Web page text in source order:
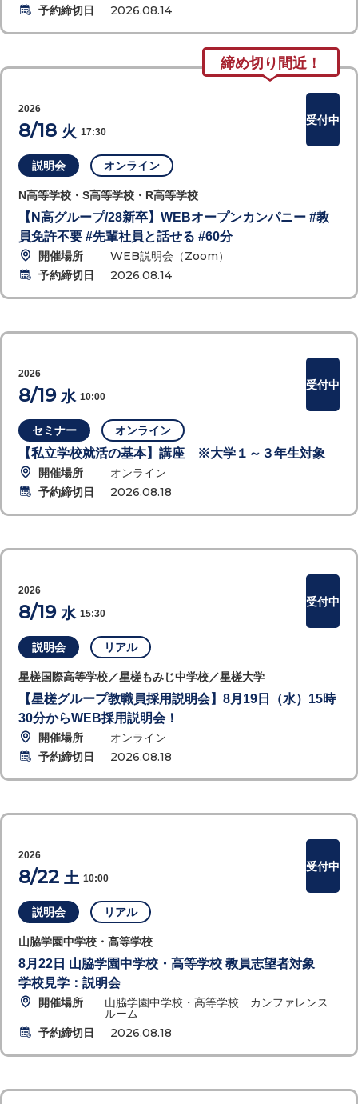
予約締切日 2026.08.14
締め切り間近！
説明会 オンライン
N高等学校・S高等学校・R高等学校
【N高グループ/28新卒】WEBオープンカンパニー #教
員免許不要 #先輩社員と話せる #60分
開催場所
WEB説明会（Zoom）
予約締切日
2026.08.14
2026
8/18 火 17:30
受付中
セミナー オンライン
【私立学校就活の基本】講座 ※大学１～３年生対象
開催場所
オンライン
予約締切日
2026.08.18
2026
8/19 水 10:00
受付中
説明会 リアル
星槎国際高等学校／星槎もみじ中学校／星槎大学
【星槎グループ教職員採用説明会】8月19日（水）15時
30分からWEB採用説明会！
開催場所
オンライン
予約締切日
2026.08.18
2026
8/19 水 15:30
受付中
説明会 リアル
山脇学園中学校・高等学校
8月22日 山脇学園中学校・高等学校 教員志望者対象
学校見学：説明会
開催場所 山脇学園中学校・高等学校 カンファレンス
ルーム
予約締切日
2026.08.18
2026
8/22 土 10:00
受付中